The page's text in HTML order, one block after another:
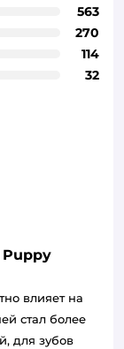
563
270
114
32
Puppy
влияет на
стал более
для зубов